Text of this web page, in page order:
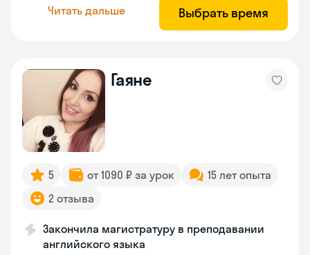
Читать дальше Выбрать время
Гаяне
5 от 1090 ₽ за урок
15 лет опыта
2 отзыва
Закончила магистратуру в преподавании
английского языка